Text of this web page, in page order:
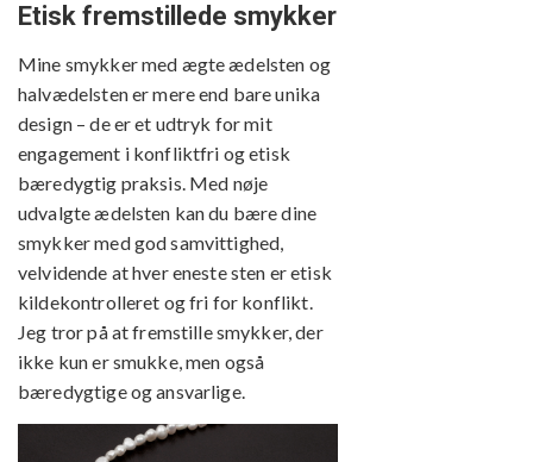
Etisk fremstillede smykker
Mine smykker med ægte ædelsten og
halvædelsten er mere end bare unika
design – de er et udtryk for mit
engagement i konfliktfri og etisk
bæredygtig praksis. Med nøje
udvalgte ædelsten kan du bære dine
smykker med god samvittighed,
velvidende at hver eneste sten er etisk
kildekontrolleret og fri for konflikt.
Jeg tror på at fremstille smykker, der
ikke kun er smukke, men også
bæredygtige og ansvarlige.